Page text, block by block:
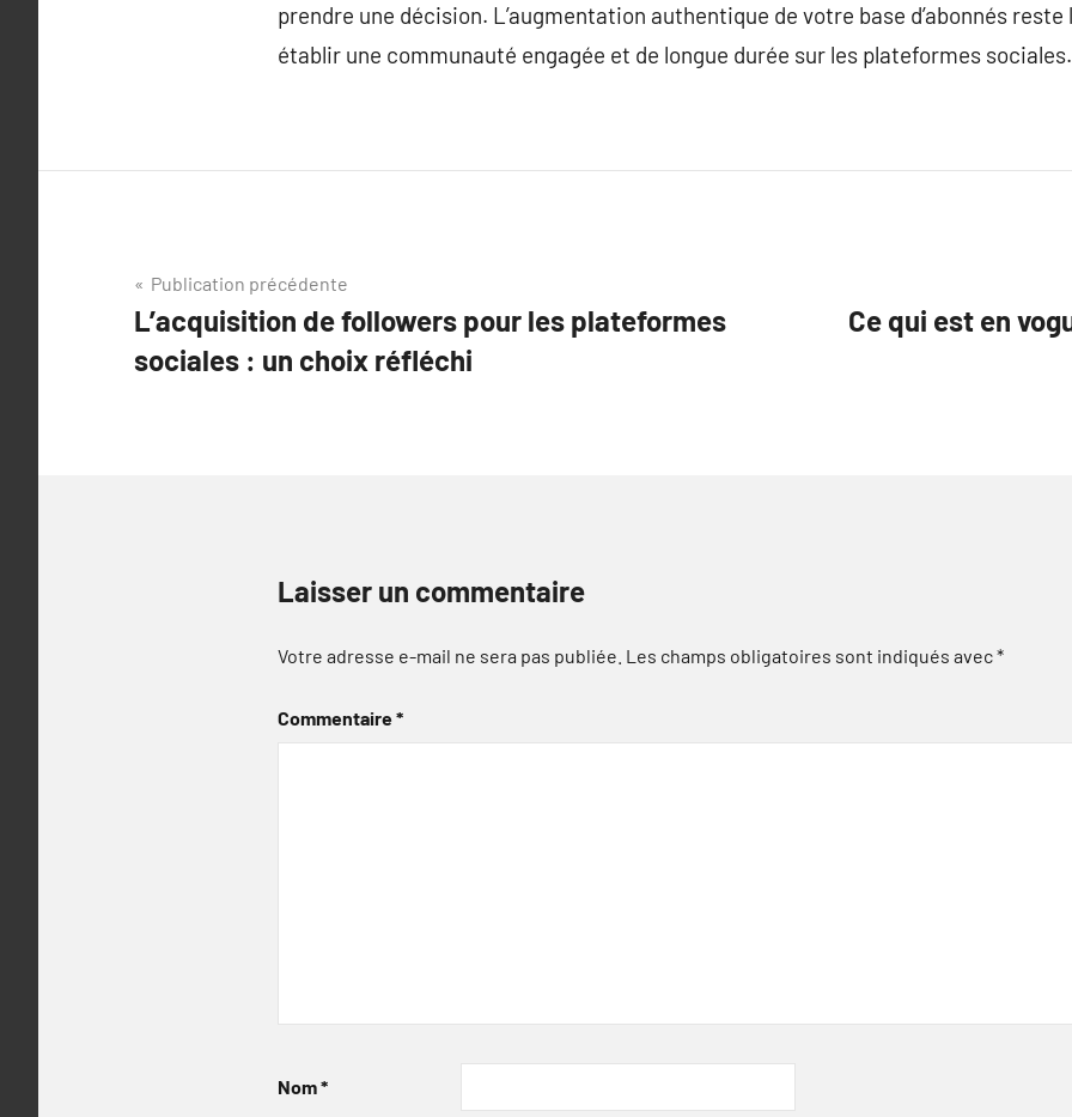
prendre une décision. L’augmentation authentique de votre base d’abonnés
établir une communauté engagée et de longue durée sur les plateformes sociales.
Navigation
de
l’article
Publication précédente
L’acquisition de followers pour les plateformes
sociales : un choix réfléchi
Ce qui est en
Laisser un commentaire
Votre adresse e-mail ne sera pas publiée. Les champs obligatoires sont indiqués avec*
Commentaire*
Nom*